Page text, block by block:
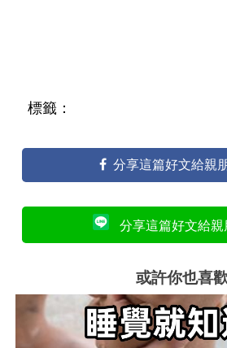
標籤：
分享這篇好文給親
分享這篇好文給親
或許你也喜